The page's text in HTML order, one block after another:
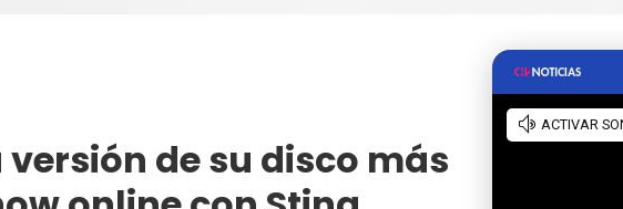
de su disco más